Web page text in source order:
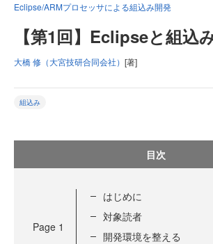
Eclipse/ARMプロセッサによる組込み開発
【第1回】Eclipseと組込
大橋 修（大宮技研合同会社） [著]
組込み
目次
Page 1
はじめに
対象読者
開発環境を整える